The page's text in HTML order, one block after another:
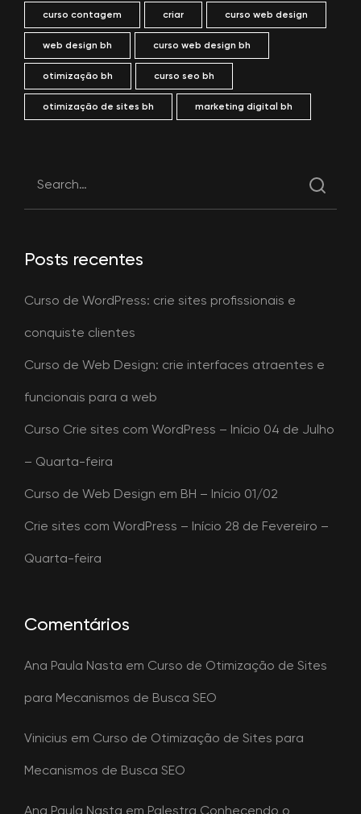
curso contagem criar curso web design
web design bh curso web design bh
otimização bh curso seo bh
otimização de sites bh marketing digital bh
Posts recentes
Curso de WordPress: crie sites profissionais e
conquiste clientes
Curso de Web Design: crie interfaces atraentes e
funcionais para a web
Curso Crie sites com WordPress – Início 04 de Julho
– Quarta-feira
Curso de Web Design em BH – Início 01/02
Crie sites com WordPress – Início 28 de Fevereiro –
Quarta-feira
Comentários
Ana Paula Nasta em Curso de Otimização de Sites
para Mecanismos de Busca SEO
Vinicius em Curso de Otimização de Sites para
Mecanismos de Busca SEO
Ana Paula Nasta em Palestra Conhecendo o